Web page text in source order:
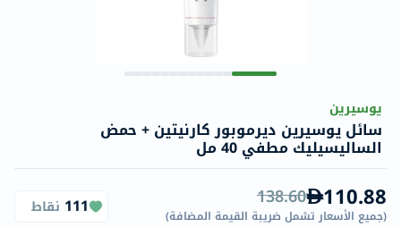
يوسيرين
سائل يوسيرين ديرموبور كارنيتين + حمض
الساليسيليك مطفي 40 مل
110.88
138.60
(جميع الأسعار تشمل ضريبة القيمة المضافة)
111 نقاط